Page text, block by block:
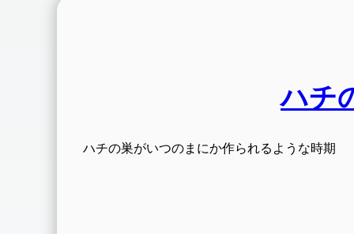
ハチ
ハチの巣がいつのまにか作られるような時期